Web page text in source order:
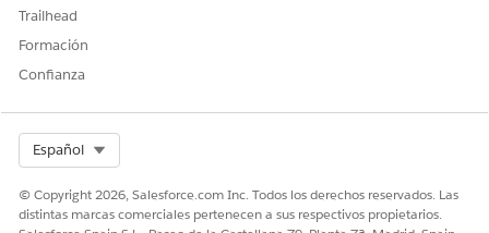
  data-evg-experience-id="{{experience}}"
  data-evg-user-group="{{userGroup}}"
    class="evg-popup"
style="background-image:url('{{imageUrl}}');
  >
    <div class="evg-close" data-evg-dismissal>
    </div>
Trailhead
Formación
Confianza
Español
© Copyright 2026, Salesforce.com Inc. Todos los derechos reservados. Las
distintas marcas comerciales pertenecen a sus respectivos propietarios.